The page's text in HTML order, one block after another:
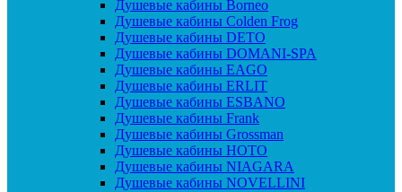
Душевые кабины Borneo
Душевые кабины Colden Frog
Душевые кабины DETO
Душевые кабины DOMANI-SPA
Душевые кабины EAGO
Душевые кабины ERLIT
Душевые кабины ESBANO
Душевые кабины Frank
Душевые кабины Grossman
Душевые кабины HOTO
Душевые кабины NIAGARA
Душевые кабины NOVELLINI